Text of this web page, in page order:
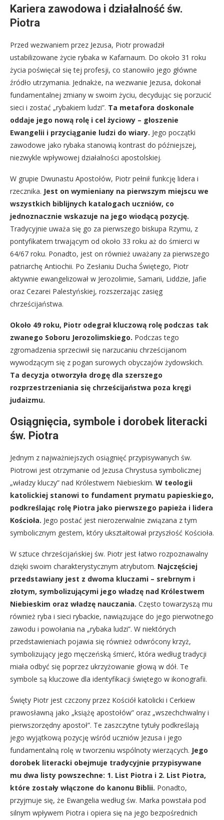
Kariera zawodowa i działalność św.
Piotra
Przed wezwaniem przez Jezusa, Piotr prowadził
ustabilizowane życie rybaka w Kafarnaum. Do około 31 roku
życia poświęcał się tej profesji, co stanowiło jego główne
źródło utrzymania. Jednakże, na wezwanie Jezusa, dokonał
fundamentalnej zmiany w swoim życiu, decydując się porzucić
sieci i zostać „rybakiem ludzi”. Ta metafora doskonale
oddaje jego nową rolę i cel życiowy – głoszenie
Ewangelii i przyciąganie ludzi do wiary. Jego początki
zawodowe jako rybaka stanowią kontrast do późniejszej,
niezwykle wpływowej działalności apostolskiej.
W grupie Dwunastu Apostołów, Piotr pełnił funkcję lidera i
rzecznika. Jest on wymieniany na pierwszym miejscu we
wszystkich biblijnych katalogach uczniów, co
jednoznacznie wskazuje na jego wiodącą pozycję.
Tradycyjnie uważa się go za pierwszego biskupa Rzymu, z
pontyfikatem trwającym od około 33 roku aż do śmierci w
64/67 roku. Ponadto, jest on również uważany za pierwszego
patriarchę Antiochii. Po Zesłaniu Ducha Świętego, Piotr
aktywnie ewangelizował w Jerozolimie, Samarii, Liddzie, Jafie
oraz Cezarei Palestyńskiej, rozszerzając zasięg
chrześcijaństwa.
Około 49 roku, Piotr odegrał kluczową rolę podczas tak
zwanego Soboru Jerozolimskiego. Podczas tego
zgromadzenia sprzeciwił się narzucaniu chrześcijanom
wywodzącym się z pogan surowych obyczajów żydowskich.
Ta decyzja otworzyła drogę dla szerszego
rozprzestrzeniania się chrześcijaństwa poza kręgi
judaizmu.
Osiągnięcia, symbole i dorobek literacki
św. Piotra
Jednym z najważniejszych osiągnięć przypisywanych św.
Piotrowi jest otrzymanie od Jezusa Chrystusa symbolicznej
„władzy kluczy” nad Królestwem Niebieskim. W teologii
katolickiej stanowi to fundament prymatu papieskiego,
podkreślając rolę Piotra jako pierwszego papieża i lidera
Kościoła. Jego postać jest nierozerwalnie związana z tym
symbolicznym gestem, który ukształtował przyszłość Kościoła.
W sztuce chrześcijańskiej św. Piotr jest łatwo rozpoznawalny
dzięki swoim charakterystycznym atrybutom. Najczęściej
przedstawiany jest z dwoma kluczami – srebrnym i
złotym, symbolizującymi jego władzę nad Królestwem
Niebieskim oraz władzę nauczania. Często towarzyszą mu
również ryba i sieci rybackie, nawiązujące do jego pierwotnego
zawodu i powołania na „rybaka ludzi”. W niektórych
przedstawieniach pojawia się również odwrócony krzyż,
symbolizujący jego męczeńską śmierć, która według tradycji
miała odbyć się poprzez ukrzyżowanie głową w dół. Te
symbole są kluczowe dla identyfikacji świętego w ikonografii.
Święty Piotr jest czczony przez Kościół katolicki i Cerkiew
prawosławną jako „książę apostołów” oraz „wszechchwalny i
pierwszorzędny apostoł”. Te zaszczytne tytuły podkreślają
jego wyjątkową pozycję wśród uczniów Jezusa i jego
fundamentalną rolę w tworzeniu wspólnoty wierzących. Jego
dorobek literacki obejmuje tradycyjnie przypisywane
mu dwa listy powszechne: 1. List Piotra i 2. List Piotra,
które zostały włączone do kanonu Biblii. Ponadto,
przyjmuje się, że Ewangelia według św. Marka powstała pod
silnym wpływem Piotra i opiera się na jego bezpośrednich